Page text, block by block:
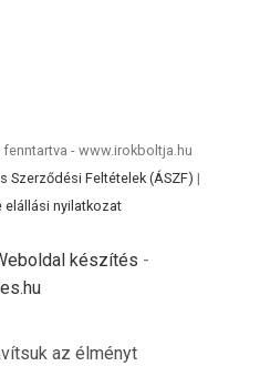
- www.irokboltja.hu
Szerződési Feltételek (ÁSZF) |
elállási nyilatkozat
készítés -
az élményt